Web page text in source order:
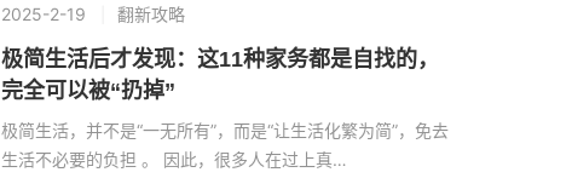
2025-2-19 翻新攻略
极简生活后才发现：这11种家务都是自找的，
完全可以被“扔掉”
极简生活，并不是“一无所有”，而是“让生活化繁为简”，免去
生活不必要的负担 。 因此，很多人在过上真…